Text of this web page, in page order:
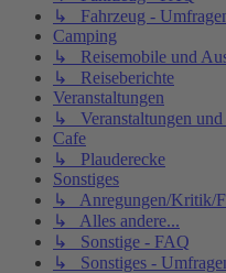
↳ Fahrzeug -
Camping
↳ Reisemobile und
↳ Reiseberichte
Veranstaltungen
↳ Veranstaltungen und
Cafe
↳ Plauderecke
Sonstiges
↳ Anregungen/Kritik/
↳ Alles andere...
↳ Sonstige - FAQ
↳ Sonstiges -